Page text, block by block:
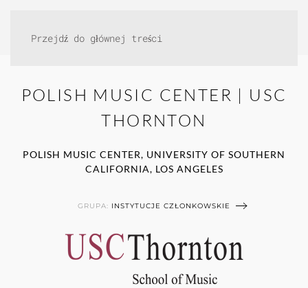
Przejdź do głównej treści
POLISH MUSIC CENTER | USC
THORNTON
POLISH MUSIC CENTER, UNIVERSITY OF SOUTHERN
CALIFORNIA, LOS ANGELES
GRUPA: INSTYTUCJE CZŁONKOWSKIE